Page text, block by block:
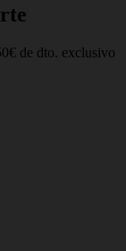
de dto. exclusivo